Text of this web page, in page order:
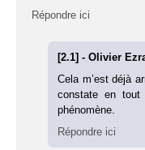
Répondre ici
[2.1] - Olivier
Cela m’est déjà
constate en tout
phénomène.
Répondre ici